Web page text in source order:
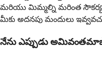
మరియు మిమ్మల్ని మరింత
మీకు అదనపు మందులు
నేను ఎప్పుడు